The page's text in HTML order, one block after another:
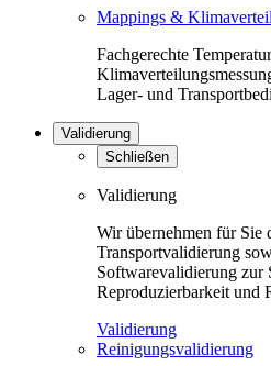
Mappings &
Fachgerechte
Lager- und
Validierung
Schließen
Validierung
Wir übernehmen für Sie
Transportvalidierung
Softwarevalidierung zur
Reproduzierbarkeit und
Validierung
Reinigungsvalidierung